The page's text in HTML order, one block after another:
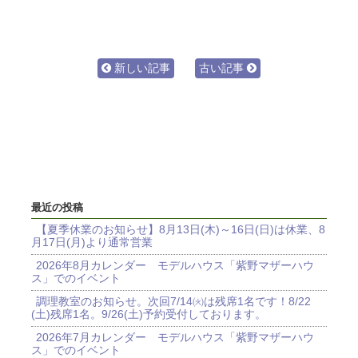
新しい記事 古い記事
最近の投稿
【夏季休業のお知らせ】8月13日(木)～16日(日)は休業、8
月17日(月)より通常営業
2026年8月カレンダー モデルハウス「紫野マザーハウ
ス」でのイベント
調理教室のお知らせ。次回7/14㈫は残席1名です！8/22
(土)残席1名。9/26(土)予約受付しております。
2026年7月カレンダー モデルハウス「紫野マザーハウ
ス」でのイベント